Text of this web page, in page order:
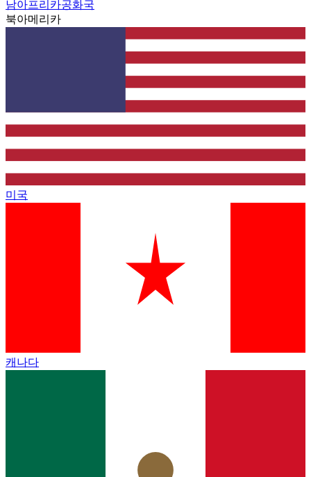
남아프리카공화국
북아메리카
미국
캐나다